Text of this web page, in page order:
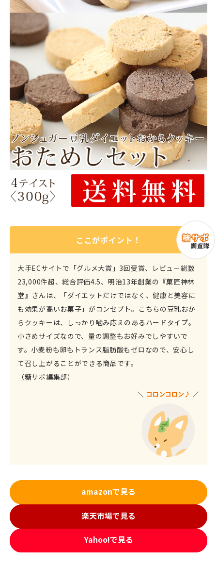
ここがポイント！
大手ECサイトで「グルメ大賞」3回受賞、レビュー総数
23,000件超、総合評価4.5、明治13年創業の『菓匠神林
堂』さんは、「ダイエットだけではなく、健康と美容に
も効果が高いお菓子」がコンセプト。こちらの豆乳おか
らクッキーは、しっかり噛み応えのあるハードタイプ。
小さめサイズなので、量の調整もお好みでしやすいで
す。小麦粉も卵もトランス脂肪酸もゼロなので、安心し
て召し上がることができる商品です。
（糖サポ編集部）
コロンコロン ♪
amazonで見る
楽天市場で見る
Yahoo!で見る